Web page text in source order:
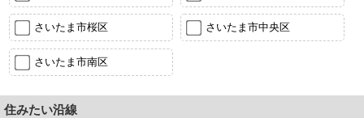
さいたま市桜区 さいたま市中央区
さいたま市南区
住みたい沿線